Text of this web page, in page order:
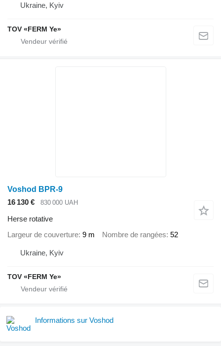
Ukraine, Kyiv
TOV «FERM Ye»
Voshod BPR-9
16 130 €
830 000 UAH
Herse rotative
Largeur de couverture 9 m Nombre de rangées 52
Ukraine, Kyiv
TOV «FERM Ye»
Informations sur Voshod